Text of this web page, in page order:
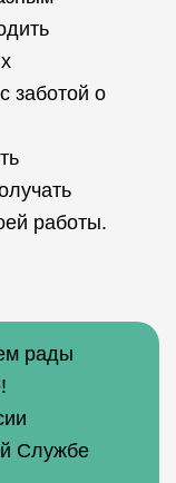
заботой о
работы.
рады
Службе